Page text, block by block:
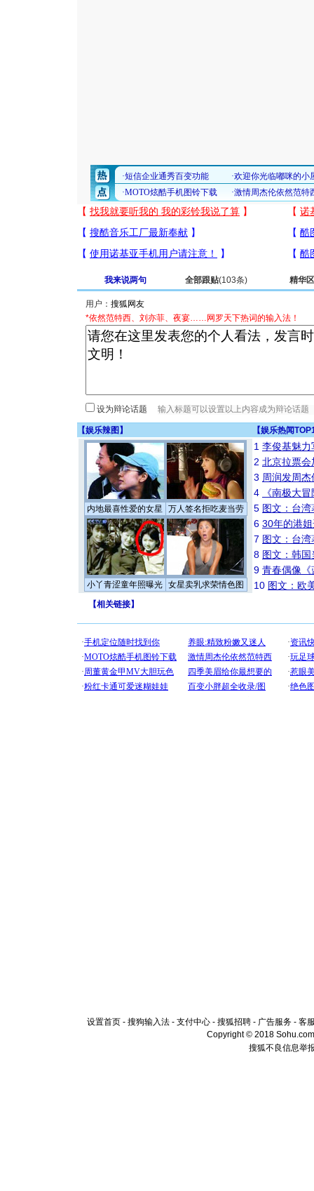
我来说两句 全部跟贴(103条) 精华区
用户：
*依然范特西、刘亦菲、夜宴……网罗天下热词的输入法！
设为辩论话题
【娱乐辣图 】 【娱乐热闻
内地最喜性爱的女星 万人签名拒吃麦当劳
小丫青涩童年照曝光 女星卖乳求荣情色图
1 李俊基魅力
2 北京拉票
3 周润发周
4
《南极大
5 图文：台
6 30年的港
7 图文：台
8 图文：韩
9 青春偶像《
10 图文：欧
【相关链接】
设置首页 - 搜狗输入法 - 支付中心 - 搜狐招聘 - 广告服务 - 客
Copyright © 2018
搜狐不良信息举